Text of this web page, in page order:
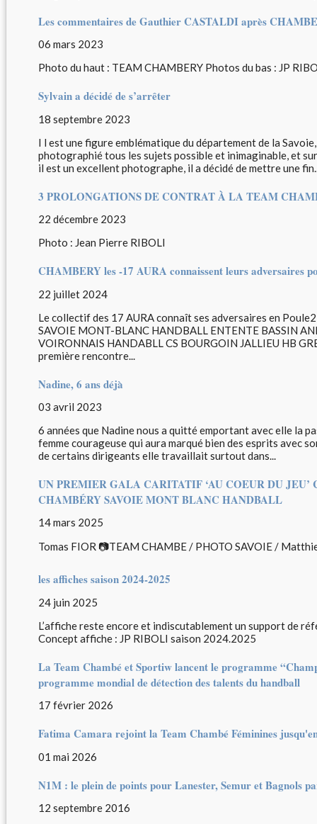
Les commentaires de Gauthier CASTALDI après
06 mars 2023
Photo du haut : TEAM CHAMBERY Photos du bas : JP
Sylvain a décidé de s’arrêter
18 septembre 2023
I l est une figure emblématique du département de la
photographié tous les sujets possible et inimaginable, et
il est un excellent photographe, il a décidé de mettre une
3 PROLONGATIONS DE CONTRAT À LA TEAM
22 décembre 2023
Photo : Jean Pierre RIBOLI
CHAMBERY les -17 AURA connaissent leurs adversaires
22 juillet 2024
Le collectif des 17 AURA connaît ses adversaires en
SAVOIE MONT-BLANC HANDBALL ENTENTE BASSIN
VOIRONNAIS HANDABLL CS BOURGOIN JALLIEU HB
première rencontre...
Nadine, 6 ans déjà
03 avril 2023
6 années que Nadine nous a quitté emportant avec elle la
femme courageuse qui aura marqué bien des esprits avec
de certains dirigeants elle travaillait surtout dans...
UN PREMIER GALA CARITATIF ‘AU COEUR DU JEU’
CHAMBÉRY SAVOIE MONT BLANC HANDBALL
14 mars 2025
Tomas FIOR 📷TEAM CHAMBE / PHOTO SAVOIE /
les affiches saison 2024-2025
24 juin 2025
L’affiche reste encore et indiscutablement un support de
Concept affiche : JP RIBOLI saison 2024.2025
La Team Chambé et Sportiw lancent le programme
programme mondial de détection des talents du handball
17 février 2026
Fatima Camara rejoint la Team Chambé Féminines
01 mai 2026
N1M : le plein de points pour Lanester, Semur et Bagnols
12 septembre 2016